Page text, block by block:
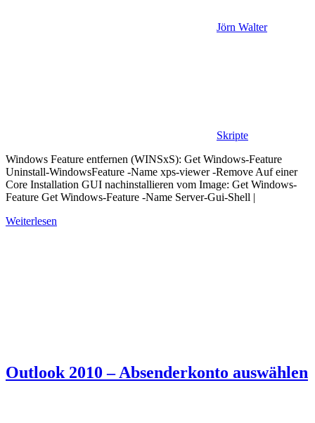
Jörn Walter
Skripte
Windows Feature entfernen (WINSxS): Get Windows-Feature
Uninstall-WindowsFeature -Name xps-viewer -Remove Auf einer
Core Installation GUI nachinstallieren vom Image: Get Windows-
Feature Get Windows-Feature -Name Server-Gui-Shell |
Weiterlesen
Outlook 2010 – Absenderkonto auswählen